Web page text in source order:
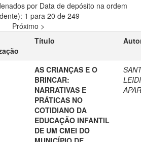
por Data de depósito na ordem
1 para 20 de 249
Próximo >
Título
AS CRIANÇAS E O
BRINCAR:
NARRATIVAS E
PRÁTICAS NO
COTIDIANO DA
EDUCAÇÃO INFANTIL
DE UM CMEI DO